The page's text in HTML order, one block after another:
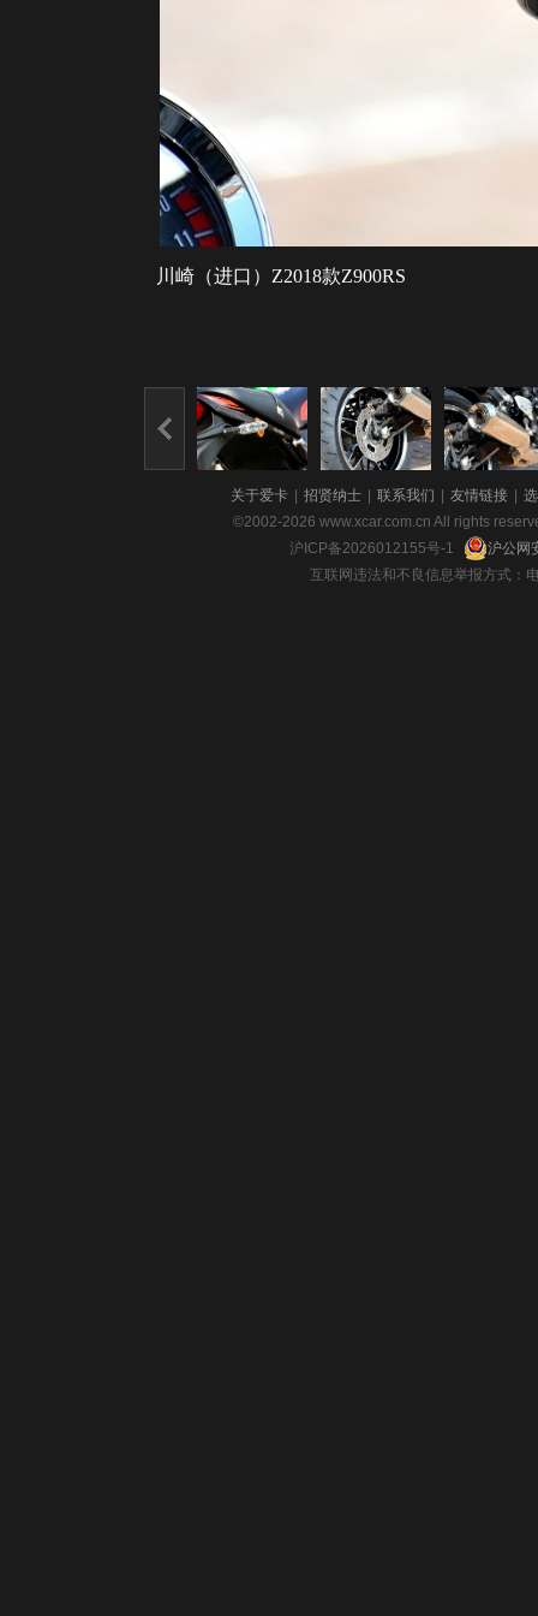
川崎（进口）Z2018款Z900RS
关于爱卡 招贤纳士 联系我们 友情链接
©2002-2026 www.xcar.com.cn All rights
沪ICP备2026012155号-1
沪公网
互联网违法和不良信息举报方式：